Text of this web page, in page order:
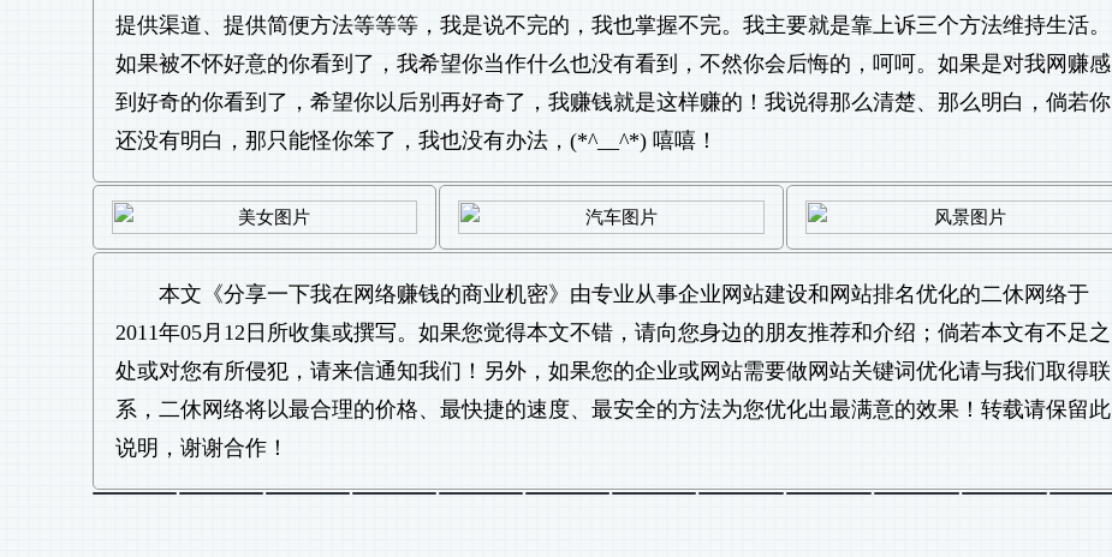
提供渠道、提供简便方法等等等，我是说不完的，我也掌握不完。我主要就是靠上诉三个方法维持生活。
如果被不怀好意的你看到了，我希望你当作什么也没有看到，不然你会后悔的，呵呵。如果是对我网赚感
到好奇的你看到了，希望你以后别再好奇了，我赚钱就是这样赚的！我说得那么清楚、那么明白，倘若你
还没有明白，那只能怪你笨了，我也没有办法，(*^__^*) 嘻嘻！
本文《分享一下我在网络赚钱的商业机密》由专业从事企业网站建设和 网站排名优化的二休网络于
2011年05月12日所收集或撰写。如果您觉得本文不错，请向您身边的朋友推荐和介绍；倘若本文有不足之
处或对您有所侵犯，请来信通知我们！另外，如果您的企业或网站需要做 网站关键词优化请与我们取得联
系，二休网络将以最合理的价格、最快捷的速度、最安全的方法为您优化出最满意的效果！转载请保留此
说明，谢谢合作！